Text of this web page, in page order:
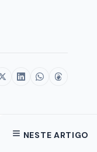
NESTE ARTIGO